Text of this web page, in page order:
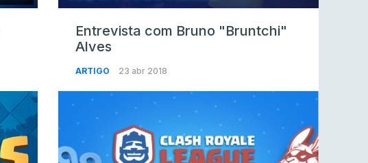
Entrevista com Bruno "Bruntchi"
Alves
ARTIGO 23 abr 2018